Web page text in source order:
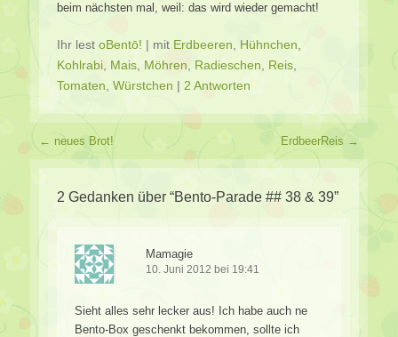
beim nächsten mal, weil: das wird wieder gemacht!
Ihr lest oBentō! | mit Erdbeeren Hühnchen
Kohlrabi Mais Möhren Radieschen Reis
Tomaten Würstchen | 2 Antworten
Beitragsverzeichnis
← neues Brot! ErdbeerReis →
2 Gedanken über “Bento-Parade ## 38 & 39”
Mamagie
10. Juni 2012 bei 19:41
Sieht alles sehr lecker aus! Ich habe auch ne
Bento-Box geschenkt bekommen, sollte ich